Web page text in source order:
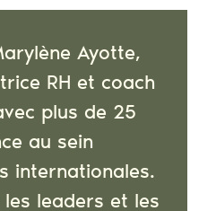
Ayotte,
RH et coach
plus de 25
au sein
internationales.
leaders et les